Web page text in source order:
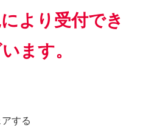
より受付でき
ます。
アする